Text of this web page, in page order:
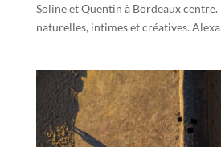
Soline et Quentin à Bordeaux centre.
naturelles, intimes et créatives.